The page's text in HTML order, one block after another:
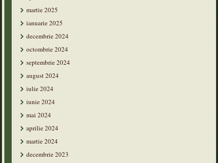
martie 2025
ianuarie 2025
decembrie 2024
octombrie 2024
septembrie 2024
august 2024
iulie 2024
iunie 2024
mai 2024
aprilie 2024
martie 2024
decembrie 2023